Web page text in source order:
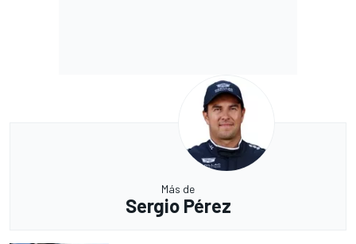
Más de
Sergio Pérez